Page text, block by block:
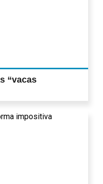
“vacas